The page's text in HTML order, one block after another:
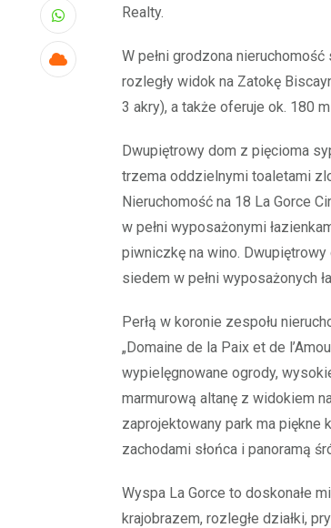
Whatsapp
Cloud
Realty.
W pełni grodzona
rozległy widok na Zatokę
3 akry), a także oferuje ok. 180
Dwupiętrowy dom z pięcioma
trzema oddzielnymi toaletami
Nieruchomość na 18 La Gorce
w pełni wyposażonymi
piwniczkę na wino.
siedem w pełni wyposażonych
Perłą w koronie zespołu
„Domaine de la Paix et de
wypielęgnowane ogrody,
marmurową altanę z widokiem
zaprojektowany park ma piękne
zachodami słońca i panoramą
Wyspa La Gorce to doskonałe
krajobrazem, rozległe działki,